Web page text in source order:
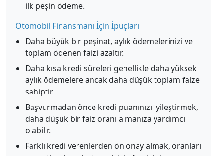
ilk peşin ödeme.
Otomobil Finansmanı İçin İpuçları
Daha büyük bir peşinat, aylık ödemelerinizi ve
toplam ödenen faizi azaltır.
Daha kısa kredi süreleri genellikle daha yüksek
aylık ödemelere ancak daha düşük toplam faize
sahiptir.
Başvurmadan önce kredi puanınızı iyileştirmek,
daha düşük bir faiz oranı almanıza yardımcı
olabilir.
Farklı kredi verenlerden ön onay almak, oranları